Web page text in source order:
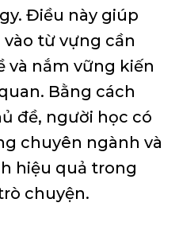
Điều này giúp
từ vựng cần
và nắm vững kiến
Bằng cách
đề, người học có
chuyên ngành và
hiệu quả trong
chuyện.